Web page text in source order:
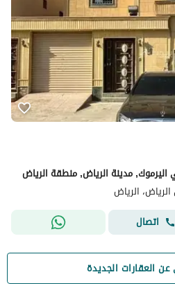
مدينة الرياض, منطقة الرياض
الرياض
اتصال
عن العقارات الجديدة